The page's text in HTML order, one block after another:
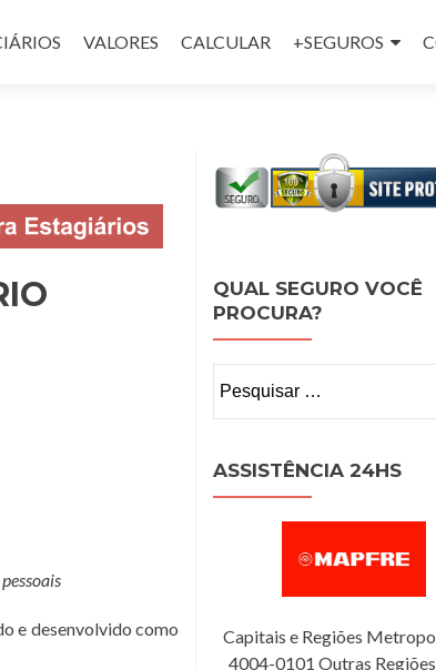
VALORES CALCULAR +SEGUROS
e desenvolvido como
QUAL SEGURO VOCÊ
PROCURA?
por:
ASSISTÊNCIA 24HS
Capitais e Regiões
4004-0101 Outras